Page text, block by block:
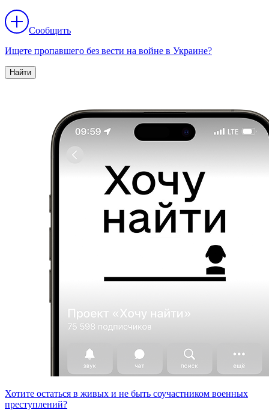
Сообщить
Ищете пропавшего без вести на войне в Украине?
Найти
Хотите остаться в живых и не быть соучастником военных
преступлений?